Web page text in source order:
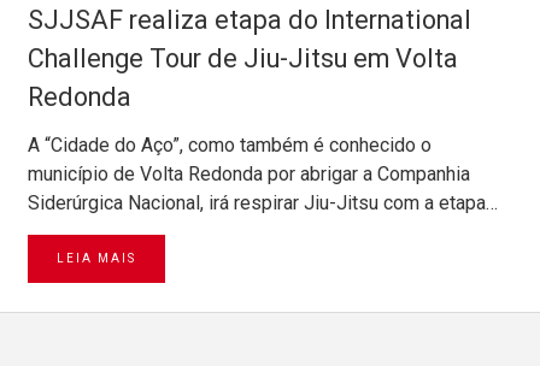
SJJSAF realiza etapa do International
Challenge Tour de Jiu-Jitsu em Volta
Redonda
A “Cidade do Aço”, como também é conhecido o
município de Volta Redonda por abrigar a Companhia
Siderúrgica Nacional, irá respirar Jiu-Jitsu com a etapa…
LEIA MAIS